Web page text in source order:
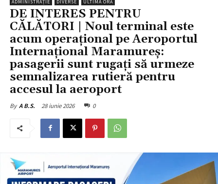
ADMINISTRAȚIE DIVERSE ULTIMA ORĂ
DE INTERES PENTRU
CĂLĂTORI | Noul terminal este
acum operațional pe Aeroportul
Internațional Maramureș:
pasagerii sunt rugați să urmeze
semnalizarea rutieră pentru
accesul la aeroport
By A B.S. 28 iunie 2026 0